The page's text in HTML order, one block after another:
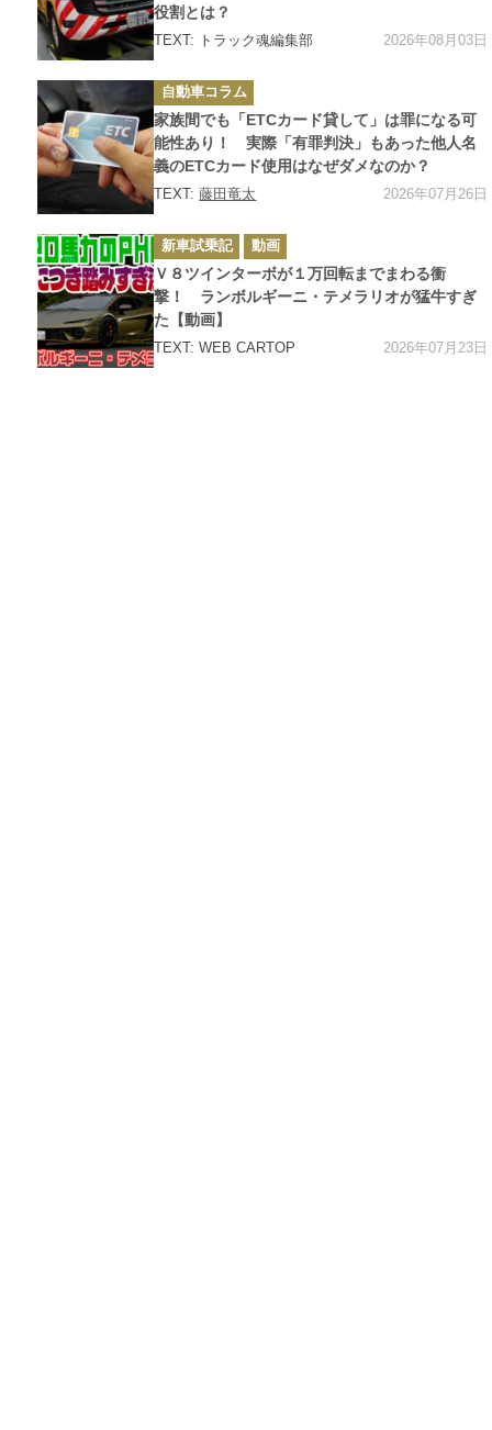
役割とは？
TEXT: トラック魂編集部 2026年08月03日
カ
テ
ゴ
リ
ー
自動車コラム
家族間でも「ETCカード貸して」は罪になる可
能性あり！ 実際「有罪判決」もあった他人名
義のETCカード使用はなぜダメなのか？
TEXT:藤田竜太 2026年07月26日
カ
テ
ゴ
リ
ー
新車試乗記 動画
Ｖ８ツインターボが１万回転までまわる衝
撃！ ランボルギーニ・テメラリオが猛牛すぎ
た【動画】
TEXT: WEB CARTOP 2026年07月23日